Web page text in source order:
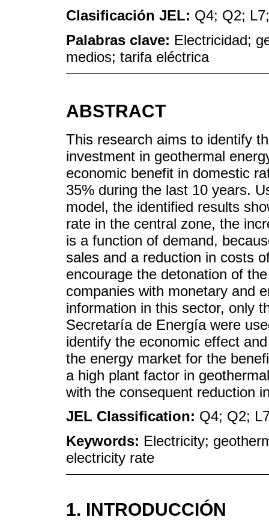
Clasificación JEL: Q4; Q2;
Palabras clave: Electricidad;
medios; tarifa eléctrica
ABSTRACT
This research aims to identify
investment in geothermal
economic benefit in domestic
35% during the last 10 years.
model, the identified results
rate in the central zone, the
is a function of demand,
sales and a reduction in costs
encourage the detonation of
companies with monetary and
information in this sector, only
Secretaría de Energía were
identify the economic effect
the energy market for the
a high plant factor in
with the consequent reduction
JEL Classification: Q4; Q2;
Keywords: Electricity;
electricity rate
1. INTRODUCCIÓN